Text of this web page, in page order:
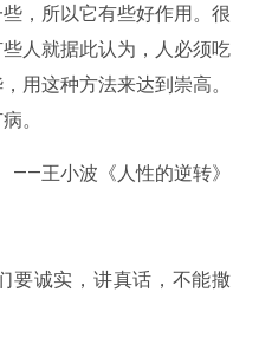
，所以它有些好作用。很
人就据此认为，人必须吃
用这种方法来达到崇高。
。
——王小波《人性的逆转》
要诚实，讲真话，不能撒